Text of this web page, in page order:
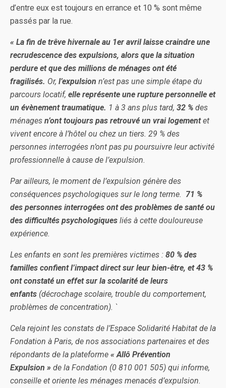
d’entre eux est toujours en errance et 10 % sont même
passés par la rue.
« La fin de trêve hivernale au 1er avril laisse craindre une
recrudescence des expulsions, alors que la situation
perdure et que des millions de ménages ont été
fragilisés. Or, l’expulsion n’est pas une simple étape du
parcours locatif, elle représente une rupture personnelle et
un évènement traumatique. 1 à 3 ans plus tard, 32 % des
ménages n’ont toujours pas retrouvé un vrai logementet
vivent encore à l’hôtel ou chez un tiers. 29 % des
personnes interrogées n’ont pas pu poursuivre leur activité
professionnelle à cause de l’expulsion.
Par ailleurs, le moment de l’expulsion génère des
conséquences psychologiques sur le long terme. 71 %
des personnes interrogées ont des problèmes de santé ou
des difficultés psychologiques liés à cette douloureuse
expérience.
Les enfants en sont les premières victimes : 80 % des
familles confient l’impact direct sur leur bien-être, et 43 %
ont constaté un effet sur la scolarité de leurs
enfants (décrochage scolaire, trouble du comportement,
problèmes de concentration). `
Cela rejoint les constats de l’Espace Solidarité Habitat de la
Fondation à Paris, de nos associations partenaires et des
répondants de la plateforme « Allô Prévention
Expulsion » de la Fondation (0 810 001 505) qui informe,
conseille et oriente les ménages menacés d’expulsion.